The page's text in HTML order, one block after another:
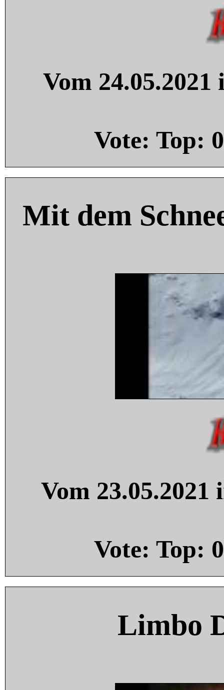
Vom
Vote: Top: 0
Mit dem
Vom
Vote: Top: 0
Limbo